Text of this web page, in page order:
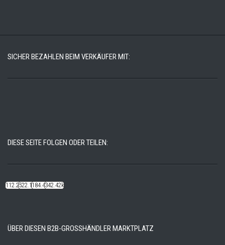
SICHER BEZAHLEN BEIM VERKÄUFER MIT:
DIESE SEITE FOLGEN ODER TEILEN:
112.22k522.14k184.48k342.42k
ÜBER DIESEN B2B-GROSSHÄNDLER MARKTPLATZ